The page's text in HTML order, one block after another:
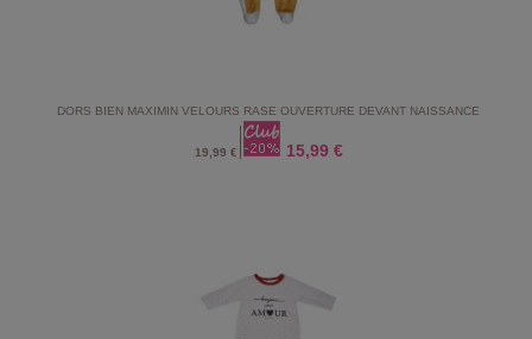
DORS BIEN MAXIMIN VELOURS RASE OUVERTURE DEVANT NAISSANCE
19,99 € 15,99 €